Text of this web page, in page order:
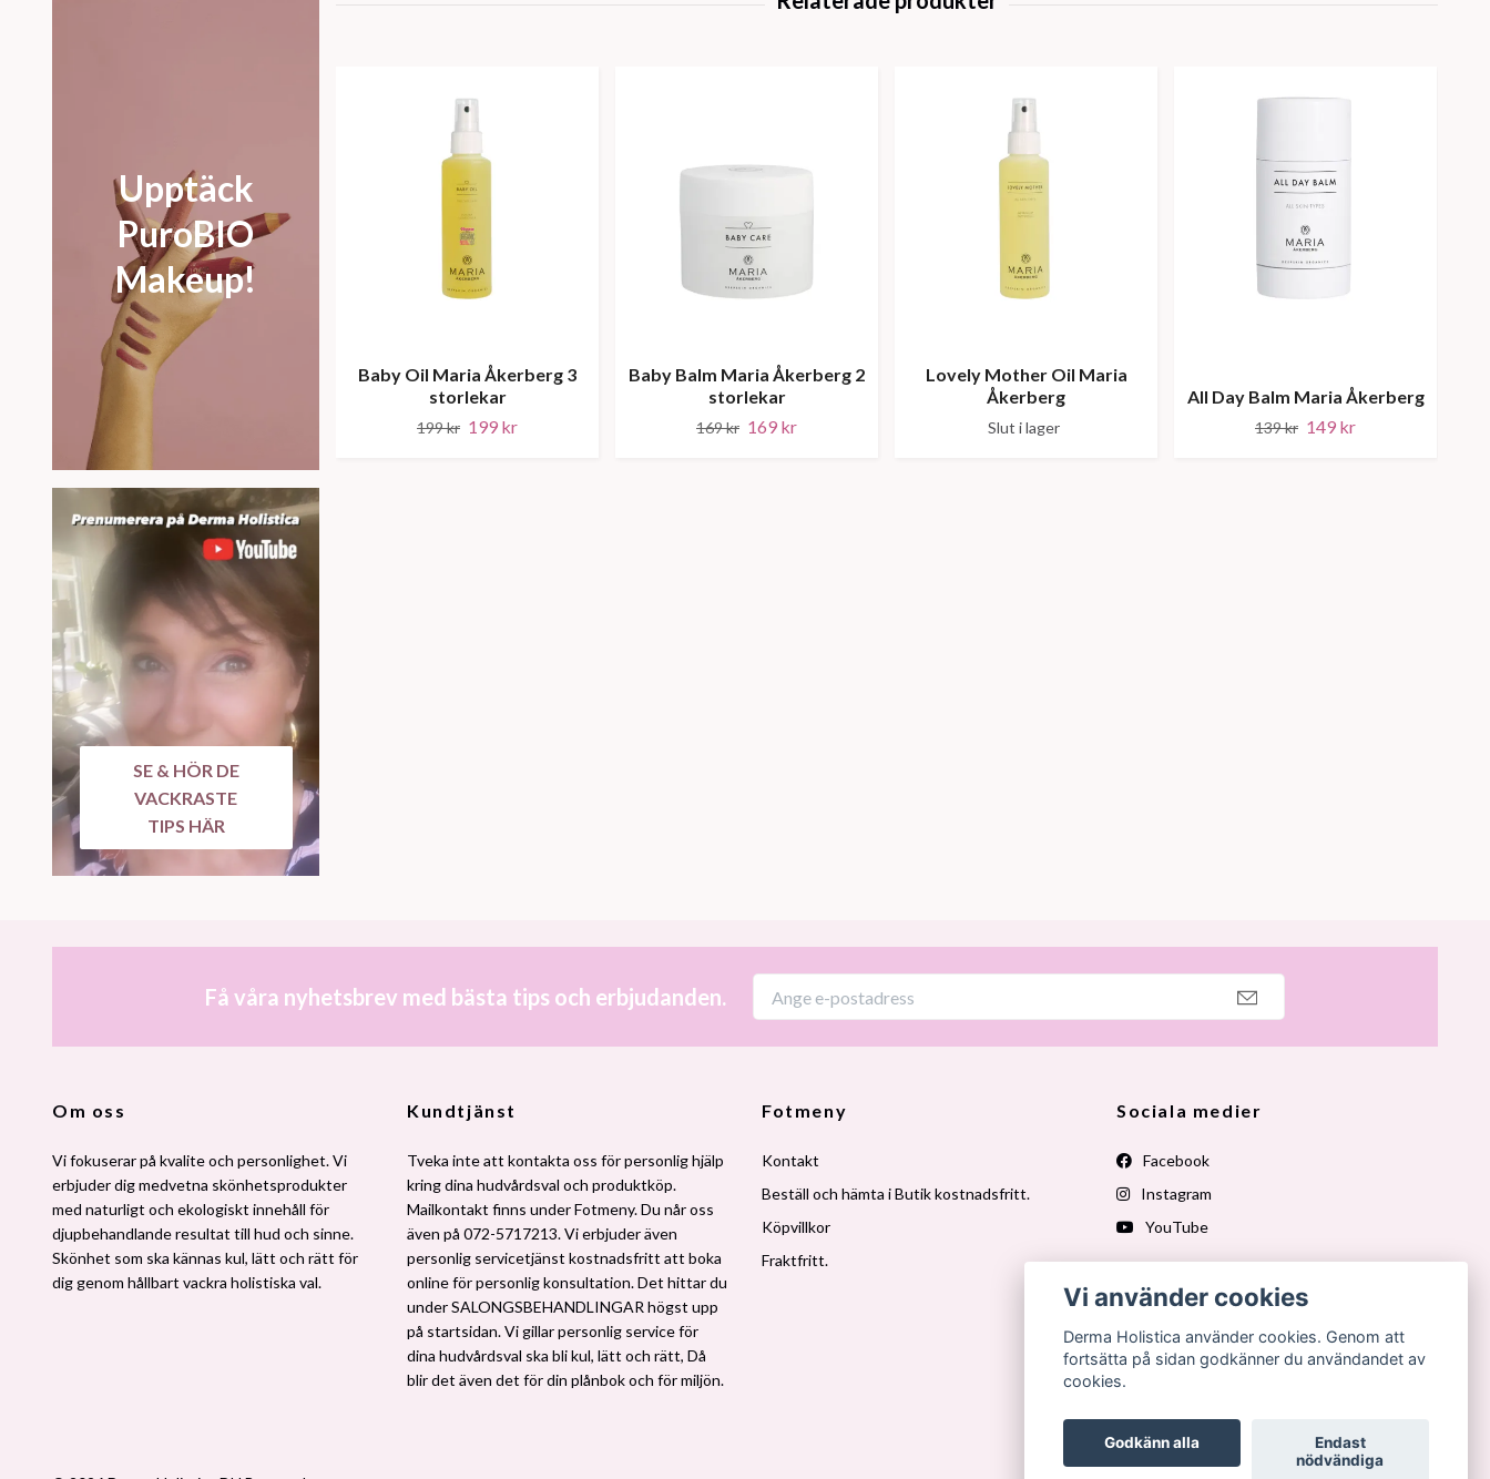
Upptäck
PuroBIO
Makeup!
SE & HÖR DE
VACKRASTE
TIPS HÄR
Baby Oil Maria Åkerberg 3
storlekar
199 kr 199 kr
Baby Balm Maria Åkerberg 2
storlekar
169 kr 169 kr
Lovely Mother Oil Maria
Åkerberg
Slut i lager
All Day Balm Maria Åkerberg
139 kr 149 kr
Få våra nyhetsbrev med bästa tips och erbjudanden.
Om oss
Vi fokuserar på kvalite och personlighet. Vi
erbjuder dig medvetna skönhetsprodukter
med naturligt och ekologiskt innehåll för
djupbehandlande resultat till hud och sinne.
Skönhet som ska kännas kul, lätt och rätt för
dig genom hållbart vackra holistiska val.
Kundtjänst
Tveka inte att kontakta oss för personlig hjälp
kring dina hudvårdsval och produktköp.
Mailkontakt finns under Fotmeny. Du når oss
även på 072-5717213. Vi erbjuder även
personlig servicetjänst kostnadsfritt att boka
online för personlig konsultation. Det hittar du
under SALONGSBEHANDLINGAR högst upp
på startsidan. Vi gillar personlig service för
dina hudvårdsval ska bli kul, lätt och rätt, Då
blir det även det för din plånbok och för miljön.
Fotmeny
Kontakt
Beställ och hämta i Butik kostnadsfritt.
Köpvillkor
Fraktfritt.
Sociala medier
Facebook
Instagram
YouTube
Vi använder cookies
Derma Holistica använder cookies. Genom att
fortsätta på sidan godkänner du användandet av
cookies.
Godkänn alla
Endast
nödvändiga